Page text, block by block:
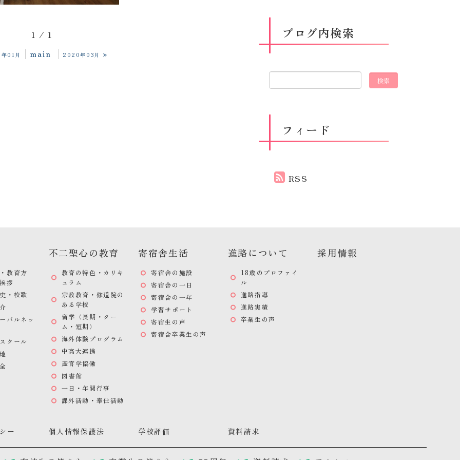
1 / 1
01月 main 2020年03月 »
ブログ内検索
フィード
RSS
教育方
拶
・校歌
バルネッ
クール
不二聖心の教育
教育の特色・カリキ
ュラム
宗教教育・修道院の
ある学校
留学（長期・ター
ム・短期）
海外体験プログラム
中高大連携
産官学協働
図書館
一日・年間行事
課外活動・奉仕活動
寄宿舎生活
寄宿舎の施設
寄宿舎の一日
寄宿舎の一年
学習サポート
寄宿生の声
寄宿舎卒業生の声
進路について
18歳のプロファイ
ル
進路指導
進路実績
卒業生の声
採用情報
ー 個人情報保護法 学校評価 資料請求